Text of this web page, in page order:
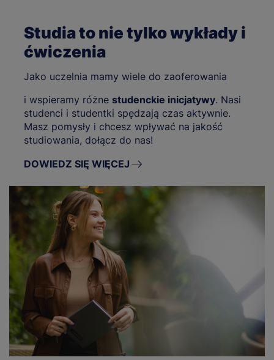
Studia to nie tylko wykłady i
ćwiczenia
Jako uczelnia mamy wiele do zaoferowania
i wspieramy różne studenckie inicjatywy. Nasi
studenci i studentki spędzają czas aktywnie.
Masz pomysły i chcesz wpływać na jakość
studiowania, dołącz do nas!
DOWIEDZ SIĘ WIĘCEJ